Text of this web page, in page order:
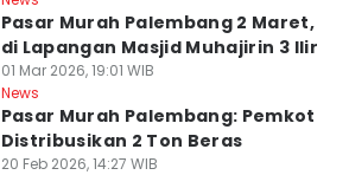
Pasar Murah Palembang 2 Maret,
di Lapangan Masjid Muhajirin 3 Ilir
01 Mar 2026, 19:01 WIB
News
Pasar Murah Palembang: Pemkot
Distribusikan 2 Ton Beras
20 Feb 2026, 14:27 WIB